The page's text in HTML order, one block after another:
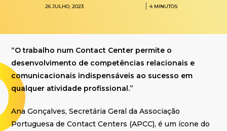
26 JULHO, 2023 4 MINUTOS
“O trabalho num Contact Center permite o
desenvolvimento de competências relacionais e
comunicacionais indispensáveis ao sucesso em
qualquer atividade profissional.”
Ana Gonçalves, Secretária Geral da Associação
Portuguesa de Contact Centers (APCC), é um ícone do